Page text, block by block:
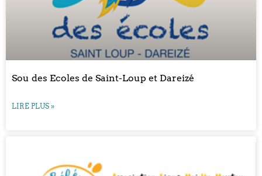
Sou des Ecoles de Saint-Loup et Dareizé
LIRE PLUS »